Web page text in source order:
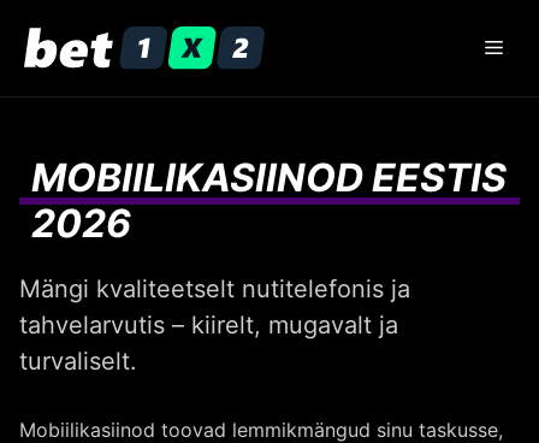
content
MOBIILIKASIINOD EESTIS
2026
Mängi kvaliteetselt nutitelefonis ja
tahvelarvutis – kiirelt, mugavalt ja
turvaliselt.
Mobiilikasiinod toovad lemmikmängud sinu taskusse,